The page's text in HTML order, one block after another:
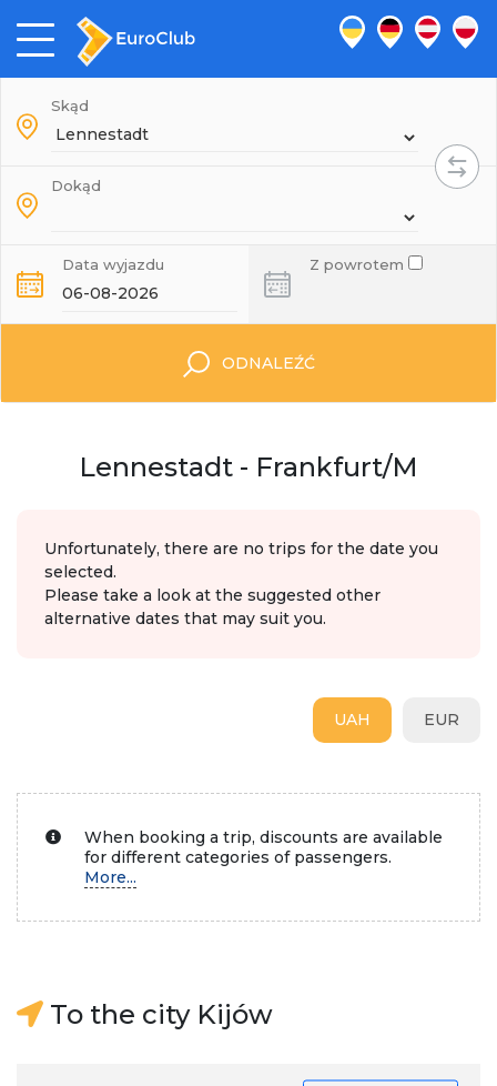
Skąd
Dokąd
Data wyjazdu Z powrotem
ODNALEŹĆ
Lennestadt - Frankfurt/M
Unfortunately, there are no trips for the date you
selected.
Please take a look at the suggested other
alternative dates that may suit you.
EUR
UAH
When booking a trip, discounts are available
for different categories of passengers.
More...
To the city Kijów